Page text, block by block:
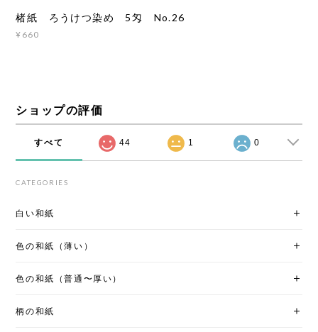
楮紙 ろうけつ染め 5匁 No.26
¥660
ショップの評価
すべて 44 1 0
CATEGORIES
白い和紙
色の和紙（薄い）
色の和紙（普通〜厚い）
柄の和紙